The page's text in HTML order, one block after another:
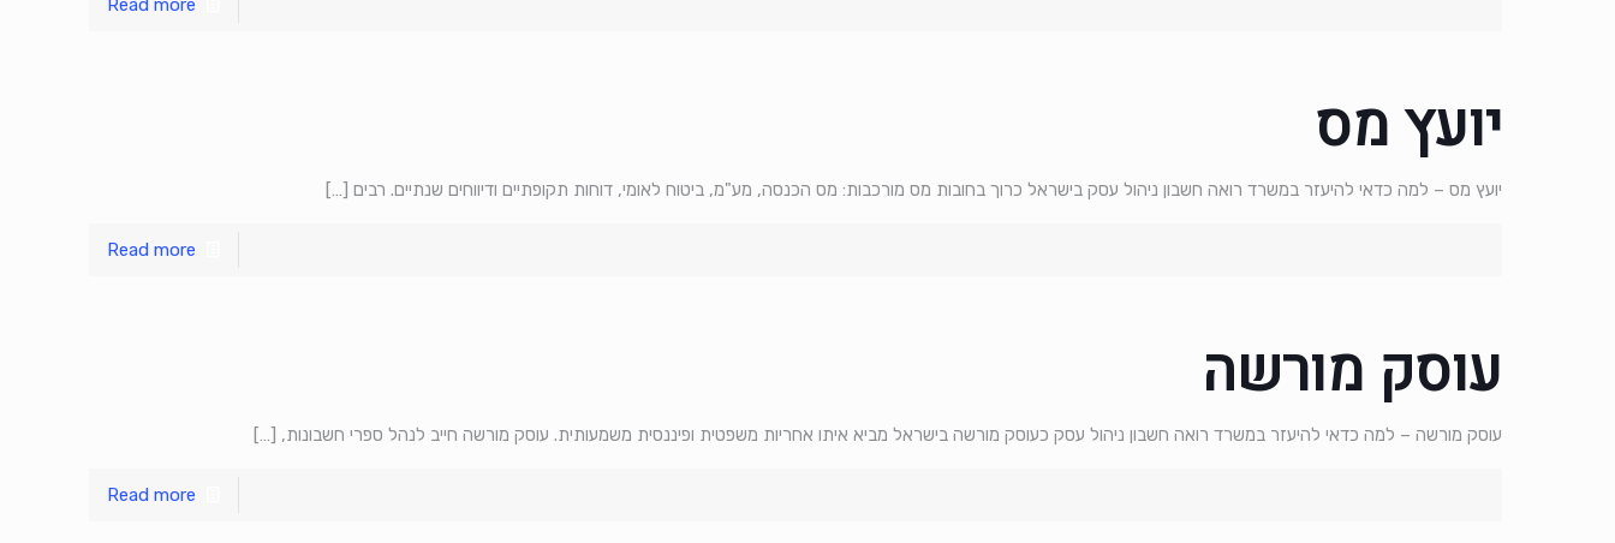
Read more
יועץ מס
יועץ מס – למה כדאי להיעזר במשרד רואה חשבון ניהול עסק בישראל כרוך בחובות מס מורכבות: מס הכנסה, מע"מ, ביטוח לאומי, דוחות תקופתיים ודיווחים שנתיים. רבים […]
Read more
עוסק מורשה
עוסק מורשה – למה כדאי להיעזר במשרד רואה חשבון ניהול עסק כעוסק מורשה בישראל מביא איתו אחריות משפטית ופיננסית משמעותית. עוסק מורשה חייב לנהל ספרי חשבונות, […]
Read more